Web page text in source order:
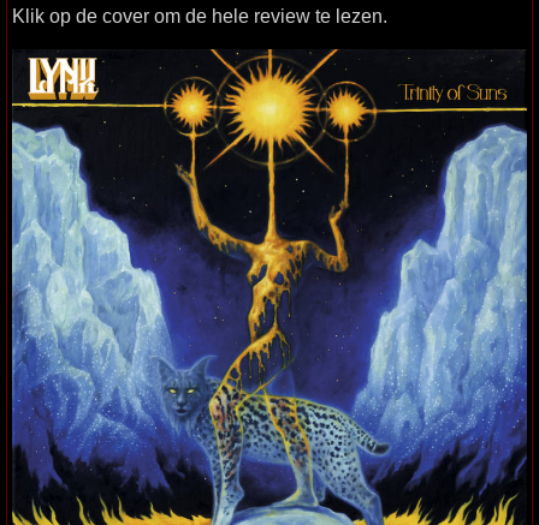
Klik op de cover om de hele review te lezen.